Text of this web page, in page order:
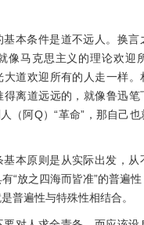
基本条件是道不远人。换言
像马克思主义的理论欢迎
大道欢迎所有的人走一样
得离道远远的，就像鲁迅
（阿Q）“革命”，那自己
基本原则是从实际出发，从
“放之四海而皆准”的普遍
普遍性与特殊性相结合。